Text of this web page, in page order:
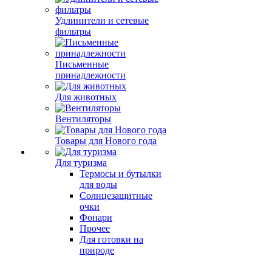
Удлинители и сетевые
фильтры
Письменные
принадлежности
Для животных
Вентиляторы
Товары для Нового года
Для туризма
Термосы и бутылки
для воды
Солнцезащитные
очки
Фонари
Прочее
Для готовки на
природе